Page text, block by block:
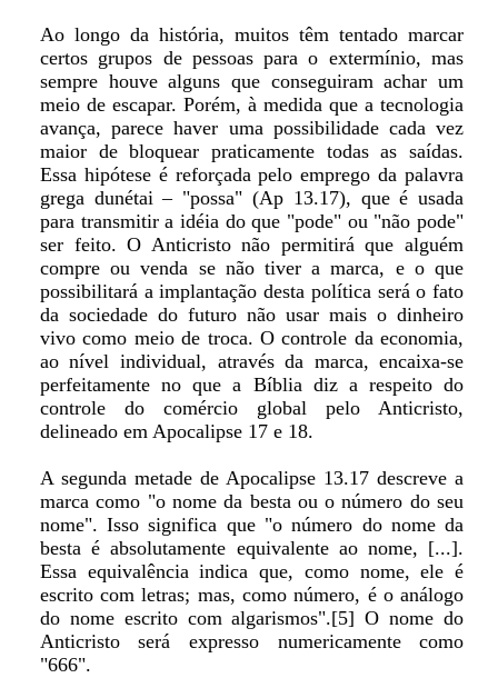
Ao longo da história, muitos têm tentado marcar
certos grupos de pessoas para o extermínio, mas
sempre houve alguns que conseguiram achar um
meio de escapar. Porém, à medida que a tecnologia
avança, parece haver uma possibilidade cada vez
maior de bloquear praticamente todas as saídas.
Essa hipótese é reforçada pelo emprego da palavra
grega dunétai – "possa" (Ap 13.17), que é usada
para transmitir a idéia do que "pode" ou "não pode"
ser feito. O Anticristo não permitirá que alguém
compre ou venda se não tiver a marca, e o que
possibilitará a implantação desta política será o fato
da sociedade do futuro não usar mais o dinheiro
vivo como meio de troca. O controle da economia,
ao nível individual, através da marca, encaixa-se
perfeitamente no que a Bíblia diz a respeito do
controle do comércio global pelo Anticristo,
delineado em Apocalipse 17 e 18.
A segunda metade de Apocalipse 13.17 descreve a
marca como "o nome da besta ou o número do seu
nome". Isso significa que "o número do nome da
besta é absolutamente equivalente ao nome, [...].
Essa equivalência indica que, como nome, ele é
escrito com letras; mas, como número, é o análogo
do nome escrito com algarismos".[5] O nome do
Anticristo será expresso numericamente como
"666".